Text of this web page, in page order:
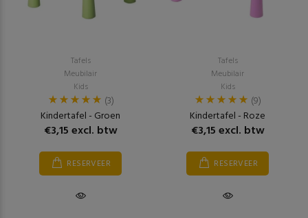
Tafels
Meubilair
Kids
(3)
Kindertafel - Groen
€3,15 excl. btw
RESERVEER
Tafels
Meubilair
Kids
(9)
Kindertafel - Roze
€3,15 excl. btw
RESERVEER